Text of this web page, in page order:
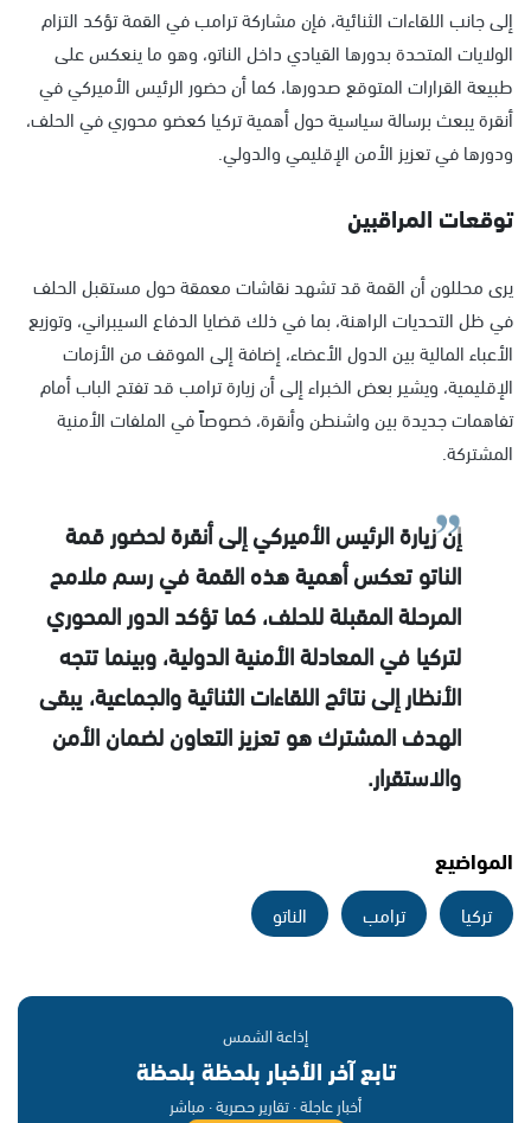
إلى جانب اللقاءات الثنائية، فإن مشاركة ترامب في القمة تؤكد التزام
الولايات المتحدة بدورها القيادي داخل الناتو، وهو ما ينعكس على
طبيعة القرارات المتوقع صدورها، كما أن حضور الرئيس الأميركي في
أنقرة يبعث برسالة سياسية حول أهمية تركيا كعضو محوري في الحلف،
ودورها في تعزيز الأمن الإقليمي والدولي.
توقعات المراقبين
يرى محللون أن القمة قد تشهد نقاشات معمقة حول مستقبل الحلف
في ظل التحديات الراهنة، بما في ذلك قضايا الدفاع السيبراني، وتوزيع
الأعباء المالية بين الدول الأعضاء، إضافة إلى الموقف من الأزمات
الإقليمية، ويشير بعض الخبراء إلى أن زيارة ترامب قد تفتح الباب أمام
تفاهمات جديدة بين واشنطن وأنقرة، خصوصاً في الملفات الأمنية
المشتركة.
إن زيارة الرئيس الأميركي إلى أنقرة لحضور قمة
الناتو تعكس أهمية هذه القمة في رسم ملامح
المرحلة المقبلة للحلف، كما تؤكد الدور المحوري
لتركيا في المعادلة الأمنية الدولية، وبينما تتجه
الأنظار إلى نتائج اللقاءات الثنائية والجماعية، يبقى
الهدف المشترك هو تعزيز التعاون لضمان الأمن
والاستقرار.
المواضيع
تركيا ترامب الناتو
إذاعة الشمس
تابع آخر الأخبار بلحظة بلحظة
أخبار عاجلة · تقارير حصرية · مباشر